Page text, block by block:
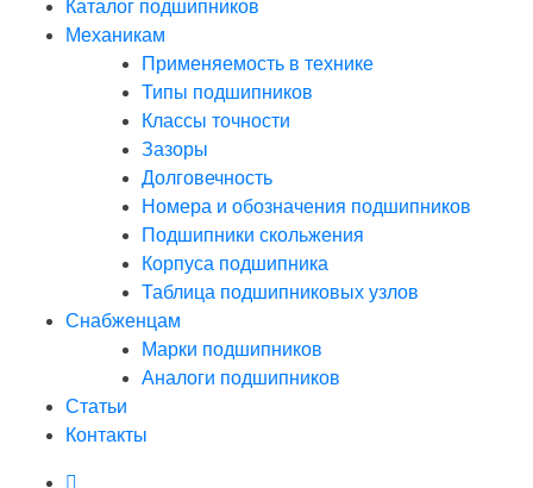
Каталог подшипников
Механикам
Применяемость в технике
Типы подшипников
Классы точности
Зазоры
Долговечность
Номера и обозначения подшипников
Подшипники скольжения
Корпуса подшипника
Таблица подшипниковых узлов
Снабженцам
Марки подшипников
Аналоги подшипников
Статьи
Контакты